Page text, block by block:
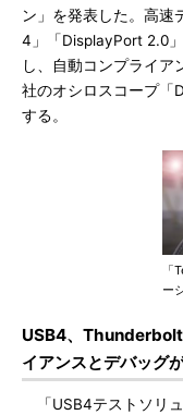
ン」を発表した。高
4」「DisplayPort 2.0
し、自動コンプライア
社のオシロスコープ「
する。
「
ー
USB4、
イアンスとデバッグ
「USB4テストソリ